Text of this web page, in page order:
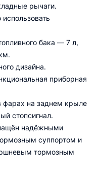
рычаги.
бака — 7 л,
дизайна.
приборная
фарах на заднем крыле
стопсигнал.
надёжными
суппортом и
тормозным